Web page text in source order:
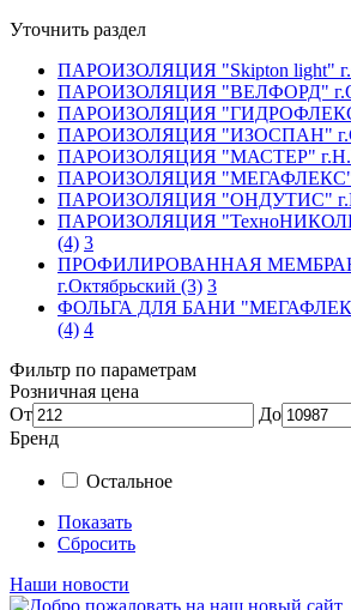
Уточнить раздел
ПАРОИЗОЛЯЦИЯ "Skipton light"
ПАРОИЗОЛЯЦИЯ "ВЕЛФОРД"
ПАРОИЗОЛЯЦИЯ
ПАРОИЗОЛЯЦИЯ "ИЗОСПАН"
ПАРОИЗОЛЯЦИЯ "МАСТЕР"
ПАРОИЗОЛЯЦИЯ "МЕГАФЛЕКС"
ПАРОИЗОЛЯЦИЯ "ОНДУТИС"
ПАРОИЗОЛЯЦИЯ "ТехноНИКОЛЬ"
(4) 3
ПРОФИЛИРОВАННАЯ
г.Октябрьский (3) 3
ФОЛЬГА ДЛЯ БАНИ
(4) 4
Фильтр по параметрам
Розничная цена
От
До
Бренд
Остальное
Показать
Сбросить
Наши новости